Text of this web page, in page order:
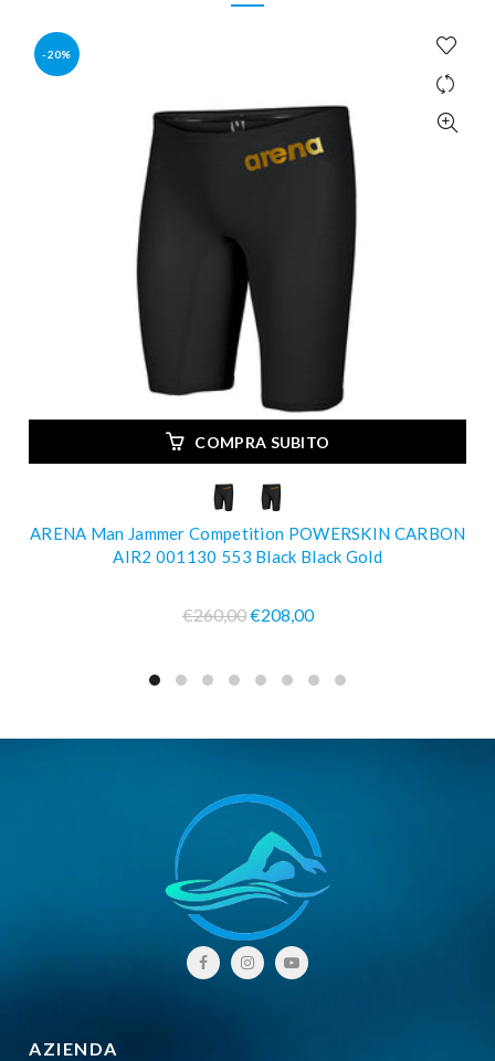
-20%
COMPRA SUBITO
ARENA Man Jammer Competition POWERSKIN CARBON
AIR2 001130 553 Black Black Gold
€260,00€208,00
AZIENDA